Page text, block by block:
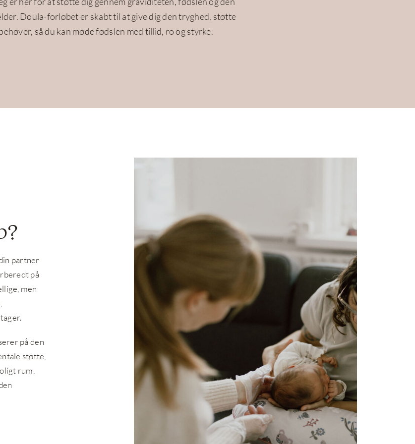
Doula-forløbet er skabt til at give dig den tryghed, støtte
så du kan møde fødslen med tillid, ro og styrke.
partner
på
men
på den
støtte,
rum,